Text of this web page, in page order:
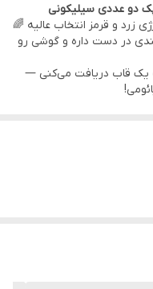
دو عددی سیلیکونی
زرد و قرمز انتخاب عالیه 🌈
در دست داره و گوشی رو
یک قاب دریافت می‌کنی —